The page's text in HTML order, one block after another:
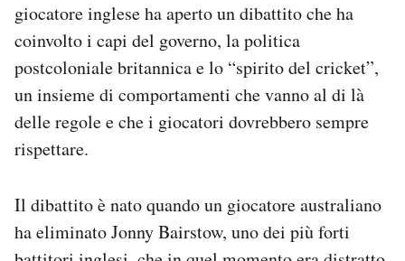
giocatore inglese ha aperto un dibattito che ha
coinvolto i capi del governo, la politica
postcoloniale britannica e lo “spirito del cricket”,
un insieme di comportamenti che vanno al di là
delle regole e che i giocatori dovrebbero sempre
rispettare.
Il dibattito è nato quando un giocatore australiano
ha eliminato Jonny Bairstow, uno dei più forti